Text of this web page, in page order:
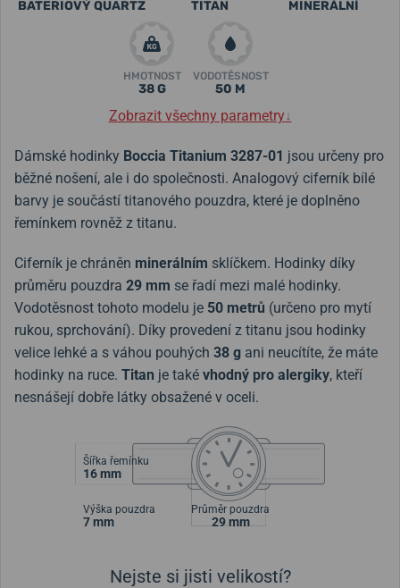
BATERIOVÝ QUARTZ TITAN MINERÁLNÍ
HMOTNOST
38 G
VODOTĚSNOST
50 M
Zobrazit všechny parametry↓
Dámské hodinky Boccia Titanium 3287-01 jsou určeny pro
běžné nošení, ale i do společnosti. Analogový ciferník bílé
barvy je součástí titanového pouzdra, které je doplněno
řemínkem rovněž z titanu.
Ciferník je chráněn minerálním sklíčkem. Hodinky díky
průměru pouzdra 29 mm se řadí mezi malé hodinky.
Vodotěsnost tohoto modelu je 50 metrů (určeno pro mytí
rukou, sprchování). Díky provedení z titanu jsou hodinky
velice lehké a s váhou pouhých 38 g ani neucítíte, že máte
hodinky na ruce. Titan je také vhodný pro alergiky, kteří
nesnášejí dobře látky obsažené v oceli.
Šířka řemínku
16 mm
Výška pouzdra
7 mm
Průměr pouzdra
29 mm
Nejste si jisti velikostí?